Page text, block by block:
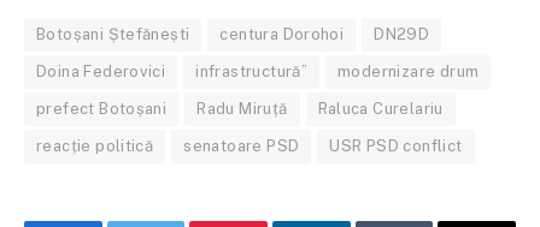
Botoșani Ștefănești centura Dorohoi DN29D
Doina Federovici infrastructură” modernizare drum
prefect Botoșani Radu Miruță Raluca Curelariu
reacție politică senatoare PSD USR PSD conflict